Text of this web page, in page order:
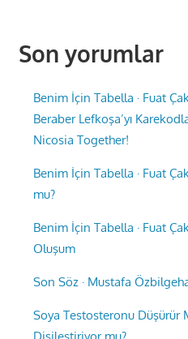
Son yorumlar
Benim İçin Tabella · Fuat
Beraber Lefkoşa’yı
Nicosia Together!
Benim İçin Tabella · Fuat
mu?
Benim İçin Tabella · Fuat
Oluşum
Son Söz · Mustafa
Soya Testosteronu Düşürür